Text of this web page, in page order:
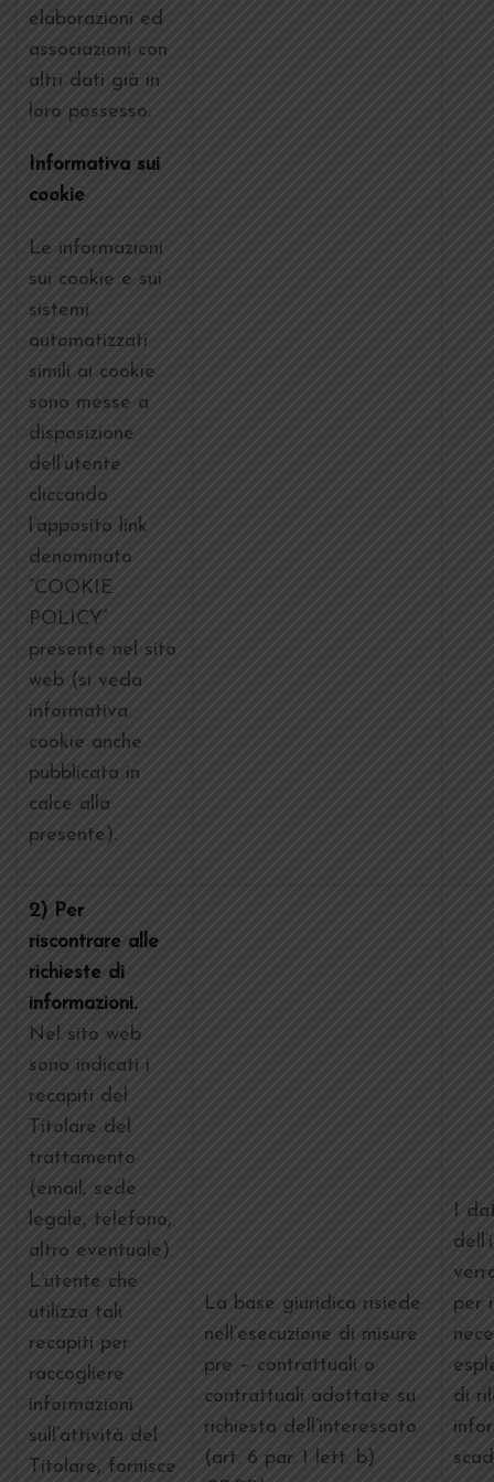
elaborazioni ed
associazioni con
altri dati già in
loro possesso.
Informativa sui
cookie
Le informazioni
sui cookie e sui
sistemi
automatizzati
simili ai cookie
sono messe a
disposizione
dell’utente
cliccando
l’apposito link
denominato
“COOKIE
POLICY”
presente nel sito
web (si veda
informativa
cookie anche
pubblicata in
calce alla
presente).
2) Per
riscontrare alle
richieste di
informazioni.
Nel sito web
sono indicati i
recapiti del
Titolare del
trattamento
(email, sede
legale, telefono,
altro eventuale).
L’utente che
utilizza tali
recapiti per
raccogliere
informazioni
sull’attività del
Titolare, fornisce
La base giuridica risiede
nell’esecuzione di misure
pre – contrattuali o
contrattuali adottate su
richiesta dell’interessato
(art. 6 par. 1 lett. b)
I
per
di